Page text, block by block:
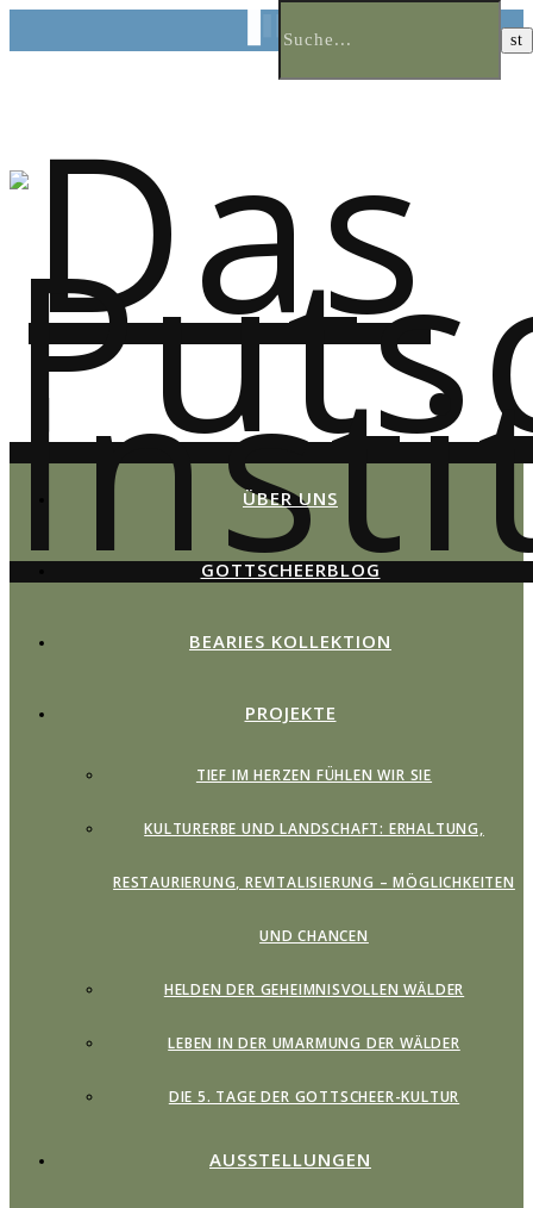
ÜBER UNS
GOTTSCHEERBLOG
BEARIES KOLLEKTION
PROJEKTE
TIEF IM HERZEN FÜHLEN WIR SIE
KULTURERBE UND LANDSCHAFT: ERHALTUNG,
RESTAURIERUNG, REVITALISIERUNG – MÖGLICHKEITEN
UND CHANCEN
HELDEN DER GEHEIMNISVOLLEN WÄLDER
LEBEN IN DER UMARMUNG DER WÄLDER
DIE 5. TAGE DER GOTTSCHEER-KULTUR
AUSSTELLUNGEN